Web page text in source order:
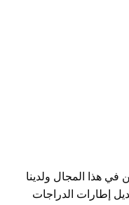
في هذا المجال ولدينا
إطارات الدراجات